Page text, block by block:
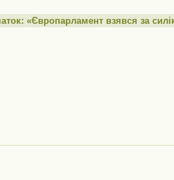
«Європарламент взявся за